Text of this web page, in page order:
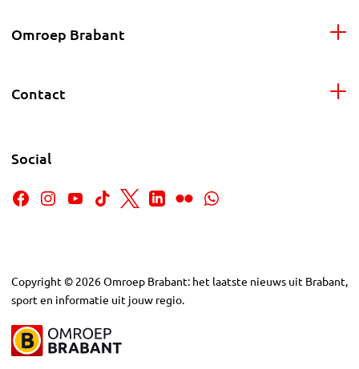
Omroep Brabant
Contact
Social
Copyright © 2026Omroep Brabant: het laatste nieuws uit Brabant,
sport en informatie uit jouw regio.